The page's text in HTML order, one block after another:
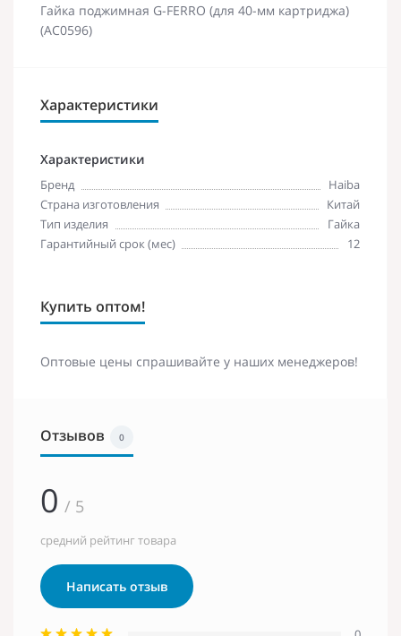
Гайка поджимная G-FERRO (для 40-мм картриджа)
(AC0596)
Характеристики
Характеристики
Бренд
Haiba
Страна изготовления
Китай
Тип изделия
Гайка
Гарантийный срок (мес)
12
Купить оптом!
Оптовые цены спрашивайте у наших менеджеров!
Отзывов 0
0 / 5
средний рейтинг товара
Написать отзыв